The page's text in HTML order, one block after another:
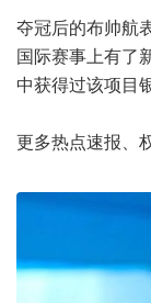
夺冠后的布帅航
国际赛事上有了
中获得过该项目
更多热点速报、